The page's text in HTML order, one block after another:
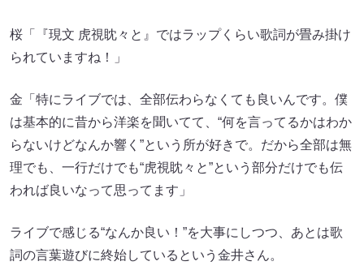
桜「『現文 虎視眈々と』ではラップくらい歌詞が畳み掛け
られていますね！」
金「特にライブでは、全部伝わらなくても良いんです。僕
は基本的に昔から洋楽を聞いてて、“何を言ってるかはわか
らないけどなんか響く”という所が好きで。だから全部は無
理でも、一行だけでも“虎視眈々と”という部分だけでも伝
われば良いなって思ってます」
ライブで感じる“なんか良い！”を大事にしつつ、あとは歌
詞の言葉遊びに終始しているという金井さん。